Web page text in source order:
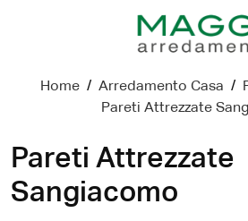
Home / Arredamento Casa /
Pareti Attrezzate
Pareti Attrezzate
Sangiacomo